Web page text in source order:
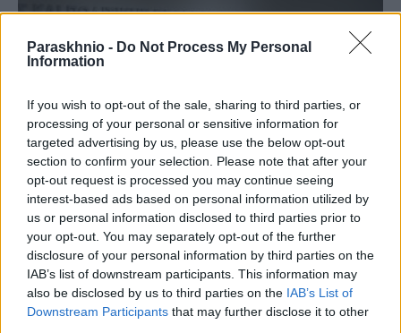
Paraskhnio - Do Not Process My Personal
Information
If you wish to opt-out of the sale, sharing to third parties, or
processing of your personal or sensitive information for
targeted advertising by us, please use the below opt-out
section to confirm your selection. Please note that after your
opt-out request is processed you may continue seeing
interest-based ads based on personal information utilized by
us or personal information disclosed to third parties prior to
your opt-out. You may separately opt-out of the further
disclosure of your personal information by third parties on the
IAB’s list of downstream participants. This information may
also be disclosed by us to third parties on the IAB’s List of
Downstream Participants that may further disclose it to other
Έκτακτη σύσκεψη της Πολιτικής Προστασίας: Ποιες
περιοχές είναι σε Red Code λόγω ισχυρών ανέμων